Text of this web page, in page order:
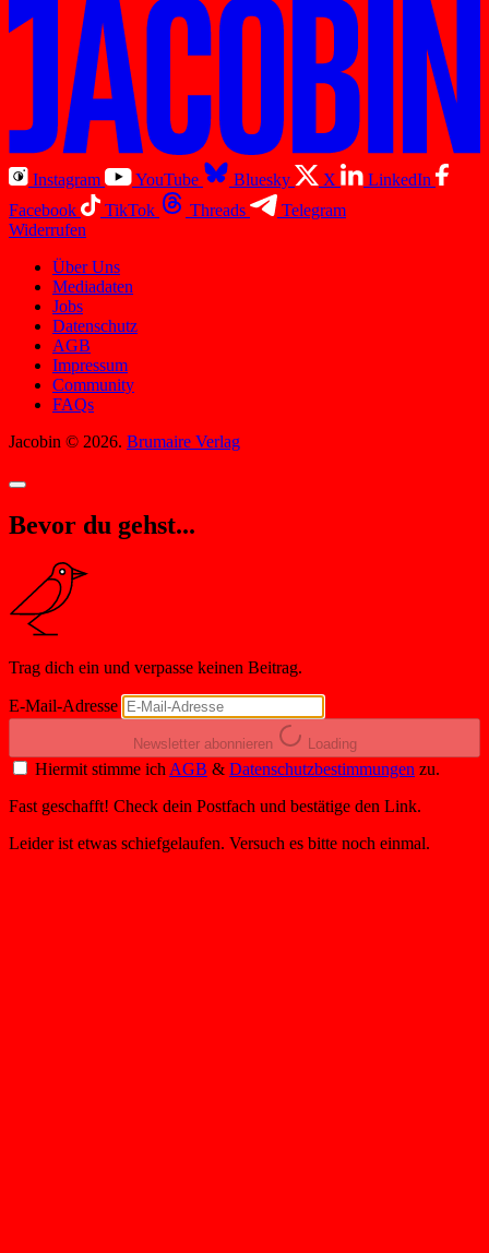
Instagram YouTube Bluesky X
LinkedIn
Facebook
TikTok Threads
Telegram
Widerrufen
Über Uns
Mediadaten
Jobs
Datenschutz
AGB
Impressum
Community
FAQs
Jacobin © 2026. Brumaire Verlag
Bevor du gehst...
Trag dich ein und verpasse keinen Beitrag.
E-Mail-Adresse
Newsletter abonnieren Loading
Hiermit stimme ich AGB & Datenschutzbestimmungen zu.
Fast geschafft! Check dein Postfach und bestätige den Link.
Leider ist etwas schiefgelaufen. Versuch es bitte noch einmal.